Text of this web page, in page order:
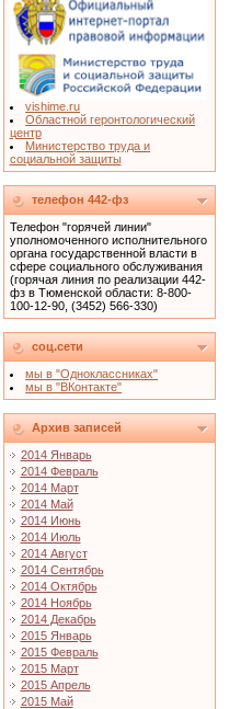
vishime.ru
Областной геронтологический
центр
Министерство труда и
социальной защиты
телефон 442-фз
Телефон "горячей линии"
уполномоченного исполнительного
органа государственной власти в
сфере социального обслуживания
(горячая линия по реализации 442-
фз в Тюменской области: 8-800-
100-12-90, (3452) 566-330)
соц.сети
мы в "Одноклассниках"
мы в "ВКонтакте"
Архив записей
2014 Январь
2014 Февраль
2014 Март
2014 Май
2014 Июнь
2014 Июль
2014 Август
2014 Сентябрь
2014 Октябрь
2014 Ноябрь
2014 Декабрь
2015 Январь
2015 Февраль
2015 Март
2015 Апрель
2015 Май